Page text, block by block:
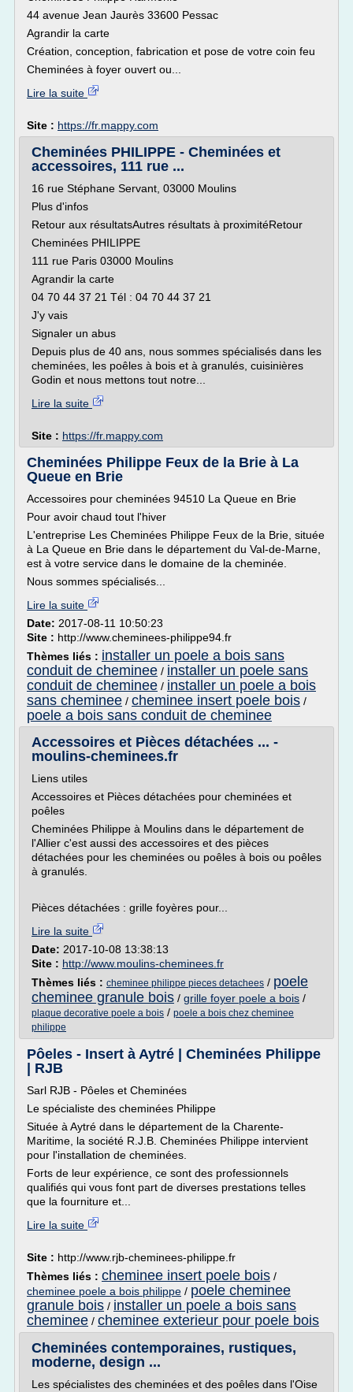
44 avenue Jean Jaurès 33600 Pessac
Agrandir la carte
Création, conception, fabrication et pose de votre coin feu
Cheminées à foyer ouvert ou...
Lire la suite
Site : https://fr.mappy.com
Cheminées PHILIPPE - Cheminées et
accessoires, 111 rue ...
16 rue Stéphane Servant, 03000 Moulins
Plus d'infos
Retour aux résultatsAutres résultats à proximitéRetour
Cheminées PHILIPPE
111 rue Paris 03000 Moulins
Agrandir la carte
04 70 44 37 21 Tél : 04 70 44 37 21
J'y vais
Signaler un abus
Depuis plus de 40 ans, nous sommes spécialisés dans les
cheminées, les poêles à bois et à granulés, cuisinières
Godin et nous mettons tout notre...
Lire la suite
Site : https://fr.mappy.com
Cheminées Philippe Feux de la Brie à La
Queue en Brie
Accessoires pour cheminées 94510 La Queue en Brie
Pour avoir chaud tout l'hiver
L'entreprise Les Cheminées Philippe Feux de la Brie, située
à La Queue en Brie dans le département du Val-de-Marne,
est à votre service dans le domaine de la cheminée.
Nous sommes spécialisés...
Lire la suite
Date: 2017-08-11 10:50:23
Site : http://www.cheminees-philippe94.fr
Thèmes liés : installer un poele a bois sans
conduit de cheminee / installer un poele sans
conduit de cheminee / installer un poele a bois
sans cheminee / cheminee insert poele bois /
poele a bois sans conduit de cheminee
Accessoires et Pièces détachées ... -
moulins-cheminees.fr
Liens utiles
Accessoires et Pièces détachées pour cheminées et
poêles
Cheminées Philippe à Moulins dans le département de
l'Allier c'est aussi des accessoires et des pièces
détachées pour les cheminées ou poêles à bois ou poêles
à granulés.
Pièces détachées : grille foyères pour...
Lire la suite
Date: 2017-10-08 13:38:13
Site : http://www.moulins-cheminees.fr
Thèmes liés : cheminee philippe pieces detachees / poele
cheminee granule bois / grille foyer poele a bois /
plaque decorative poele a bois / poele a bois chez cheminee
philippe
Pôeles - Insert à Aytré | Cheminées Philippe
| RJB
Sarl RJB - Pôeles et Cheminées
Le spécialiste des cheminées Philippe
Située à Aytré dans le département de la Charente-
Maritime, la société R.J.B. Cheminées Philippe intervient
pour l'installation de cheminées.
Forts de leur expérience, ce sont des professionnels
qualifiés qui vous font part de diverses prestations telles
que la fourniture et...
Lire la suite
Site : http://www.rjb-cheminees-philippe.fr
Thèmes liés : cheminee insert poele bois /
cheminee poele a bois philippe / poele cheminee
granule bois / installer un poele a bois sans
cheminee / cheminee exterieur pour poele bois
Cheminées contemporaines, rustiques,
moderne, design ...
Les spécialistes des cheminées et des poêles dans l'Oise